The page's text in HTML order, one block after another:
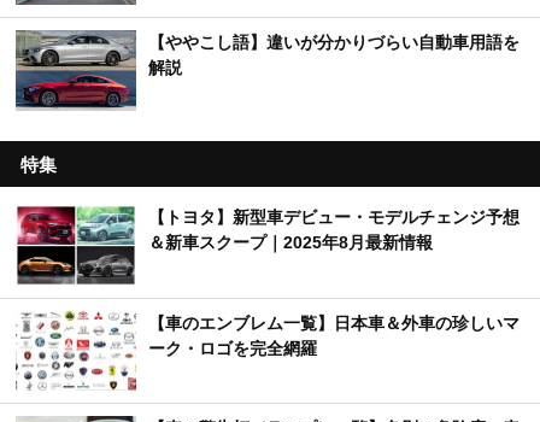
【ややこし語】違いが分かりづらい自動車用語を
解説
特集
【トヨタ】新型車デビュー・モデルチェンジ予想
＆新車スクープ｜2025年8月最新情報
【車のエンブレム一覧】日本車＆外車の珍しいマ
ーク・ロゴを完全網羅